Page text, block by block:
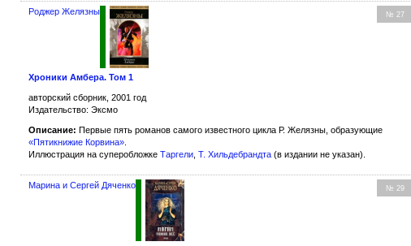
№ 27
Роджер Желязны
Хроники Амбера. Том 1
авторский сборник, 2001 год
Издательство: Эксмо
Описание: Первые пять романов самого известного цикла Р. Желязны, образующие
«Пятикнижие Корвина».
Иллюстрация на суперобложке Таргели, Т. Хильдебрандта (в издании не указан).
№ 29
Марина и Сергей Дяченко